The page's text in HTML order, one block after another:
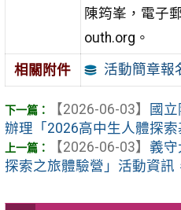
陳筠峯，電子
outh.org。
相關附件 活動簡章報
【2026-06-03】
國
辦理「2026高中生人體探索
【2026-06-03】 義
探索之旅體驗營」活動資訊